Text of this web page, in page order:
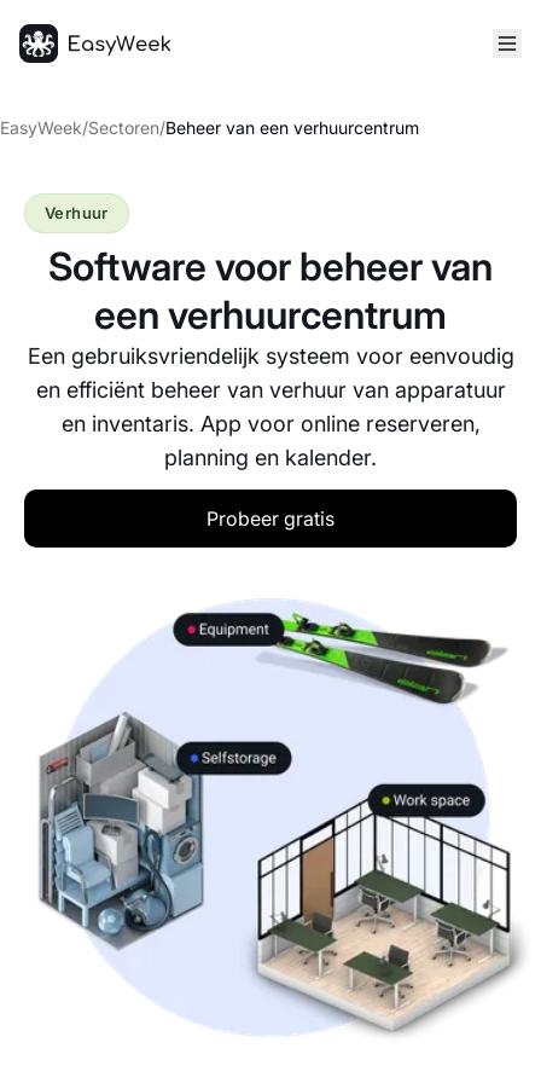
EasyWeek/Sectoren/Beheer van een verhuurcentrum
Software voor beheer van
een verhuurcentrum
Een gebruiksvriendelijk systeem voor eenvoudig
en efficiënt beheer van verhuur van apparatuur
en inventaris. App voor online reserveren,
planning en kalender.
Verhuur
Probeer gratis